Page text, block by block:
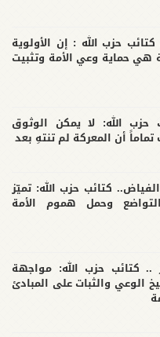
حزب الله : إن الأولوية
هي حماية وعي الأمة وتثبيت
حزب الله: لا يمكن الوثوق
أن المعركة لم تنتهِ بعد
كتائب حزب الله: تميّز
وحمل هموم الأمة
.. كتائب حزب الله: مواجهة
الوعي والثبات على المبادئ